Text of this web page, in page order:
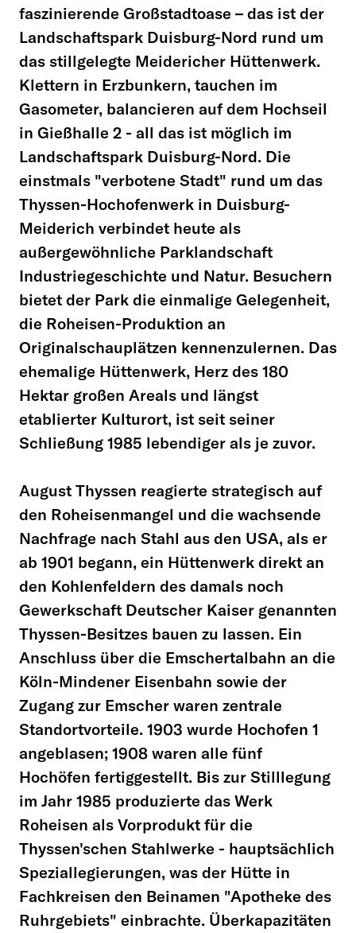
faszinierende Großstadtoase – das ist der
Landschaftspark Duisburg-Nord rund um
das stillgelegte Meidericher Hüttenwerk.
Klettern in Erzbunkern, tauchen im
Gasometer, balancieren auf dem Hochseil
in Gießhalle 2 - all das ist möglich im
Landschaftspark Duisburg-Nord. Die
einstmals "verbotene Stadt" rund um das
Thyssen-Hochofenwerk in Duisburg-
Meiderich verbindet heute als
außergewöhnliche Parklandschaft
Industriegeschichte und Natur. Besuchern
bietet der Park die einmalige Gelegenheit,
die Roheisen-Produktion an
Originalschauplätzen kennenzulernen. Das
ehemalige Hüttenwerk, Herz des 180
Hektar großen Areals und längst
etablierter Kulturort, ist seit seiner
Schließung 1985 lebendiger als je zuvor.
August Thyssen reagierte strategisch auf
den Roheisenmangel und die wachsende
Nachfrage nach Stahl aus den USA, als er
ab 1901 begann, ein Hüttenwerk direkt an
den Kohlenfeldern des damals noch
Gewerkschaft Deutscher Kaiser genannten
Thyssen-Besitzes bauen zu lassen. Ein
Anschluss über die Emschertalbahn an die
Köln-Mindener Eisenbahn sowie der
Zugang zur Emscher waren zentrale
Standortvorteile. 1903 wurde Hochofen 1
angeblasen; 1908 waren alle fünf
Hochöfen fertiggestellt. Bis zur Stilllegung
im Jahr 1985 produzierte das Werk
Roheisen als Vorprodukt für die
Thyssen'schen Stahlwerke - hauptsächlich
Speziallegierungen, was der Hütte in
Fachkreisen den Beinamen "Apotheke des
Ruhrgebiets" einbrachte. Überkapazitäten